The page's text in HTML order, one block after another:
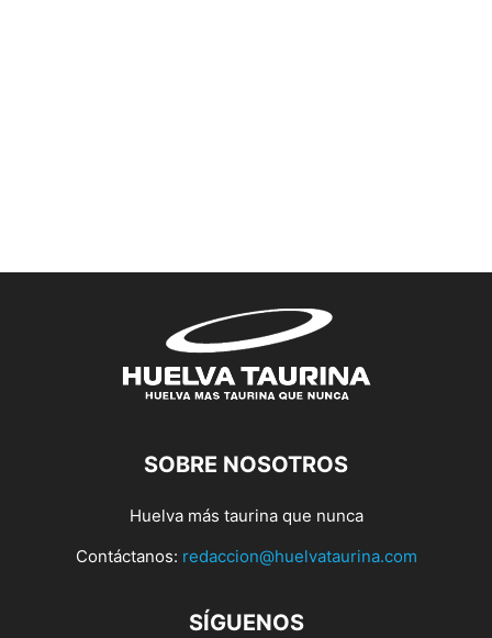
SOBRE NOSOTROS
Huelva más taurina que nunca
Contáctanos: redaccion@huelvataurina.com
SÍGUENOS